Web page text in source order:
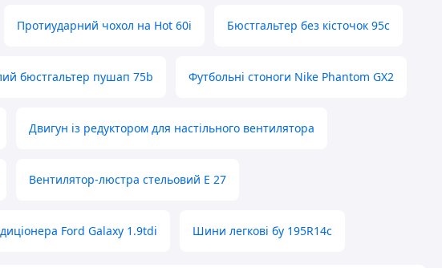
Протиударний чохол на Hot 60i Бюстгальтер без кісточок 95с
бюстгальтер пушап 75b Футбольні стоноги Nike Phantom GX2
Двигун із редуктором для настільного вентилятора
Вентилятор-люстра стельовий E 27
Ford Galaxy 1.9tdi Шини легкові бу 195R14c